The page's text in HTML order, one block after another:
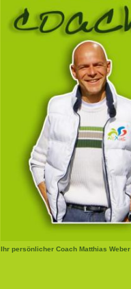
Ihr persönlicher Coach Matthias Weber